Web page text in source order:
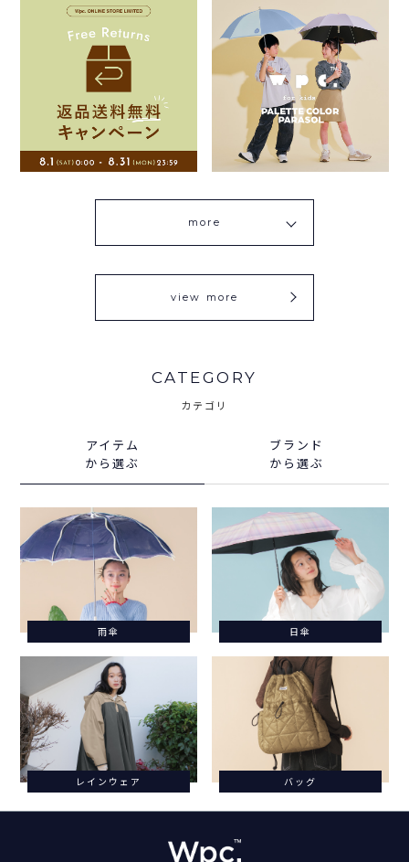
more
view more
CATEGORY
カテゴリ
アイテム
から選ぶ
ブランド
から選ぶ
雨傘 日傘
レインウェア バッグ